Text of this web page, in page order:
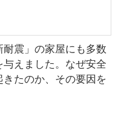
震」の家屋にも多数
えました。なぜ安全
たのか、その要因を